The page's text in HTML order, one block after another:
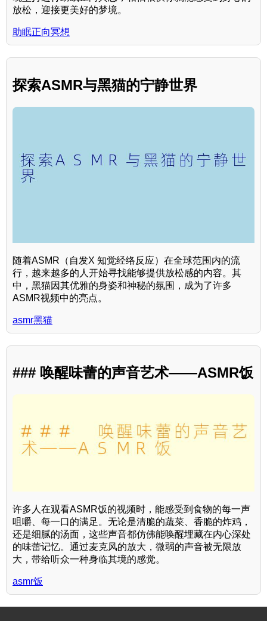
放松，迎接更美好的梦境。
助眠正向冥想
探索ASMR与黑猫的宁静世界
随着ASMR（自发X 知觉经络反应）在全球范围内的流
行，越来越多的人开始寻找能够提供放松感的内容。其
中，黑猫因其优雅的身姿和神秘的氛围，成为了许多
ASMR视频中的亮点。
asmr黑猫
### 唤醒味蕾的声音艺术——ASMR饭
许多人在观看ASMR饭的视频时，能感受到食物的每一声
咀嚼、每一口的满足。无论是清脆的蔬菜、香脆的炸鸡，
还是细腻的汤面，这些声音都仿佛能唤醒埋藏在内心深处
的味蕾记忆。通过麦克风的放大，微弱的声音被无限放
大，带给听众一种身临其境的感觉。
asmr饭